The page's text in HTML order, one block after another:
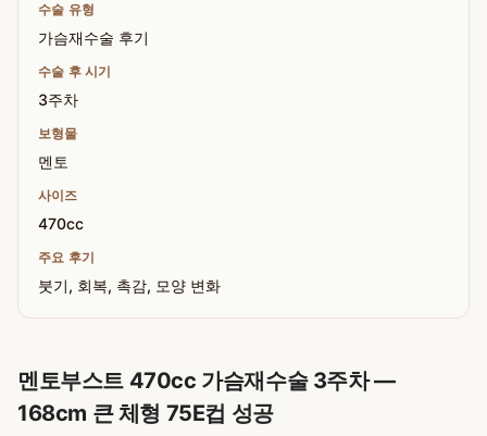
수술 유형
가슴재수술 후기
수술 후 시기
3주차
보형물
멘토
사이즈
470cc
주요 후기
붓기, 회복, 촉감, 모양 변화
멘토부스트 470cc 가슴재수술 3주차 —
168cm 큰 체형 75E컵 성공